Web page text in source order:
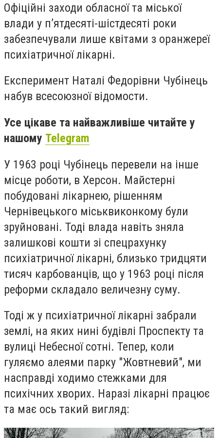
Офіційні заходи обласної та міської
влади у п’ятдесяті-шістдесяті роки
забезпечували лише квітами з оранжереї
психіатричної лікарні.
Експеримент Наталі Федорівни Чубінець
набув всесоюзної відомости.
Усе цікаве та найважливіше читайте у
нашому Telegram
У 1963 році Чубінець перевели на інше
місце роботи, в Херсон. Майстерні
побудовані лікарнею, рішенням
Чернівецького міськвиконкому були
зруйновані. Тоді влада навіть зняла
залишкові кошти зі спецрахунку
психіатричної лікарні, близько тридцяти
тисяч карбованців, що у 1963 році після
реформи складало величезну суму.
Тоді ж у психіатричної лікарні забрали
землі, на яких нині будівлі Проспекту та
вулиці Небесної сотні. Тепер, коли
гуляємо алеями парку "Жовтневий", ми
насправді ходимо стежками для
психічних хворих. Наразі лікарні працює
та має ось такий вигляд: